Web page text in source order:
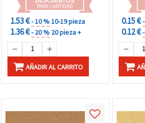
PARA CANTIDAD
1.53 €- 10 %10-19 pieza
1.36 €- 20 % 20 pieza +
AÑADIR AL CARRITO
0.15 €
0.12 €